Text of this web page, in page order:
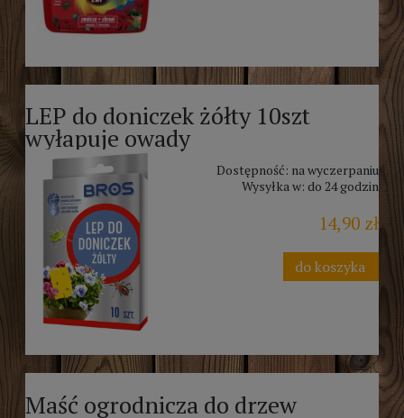
LEP do doniczek żółty 10szt
wyłapuje owady
Dostępność: na wyczerpaniu
Wysyłka w: do 24 godzin
14,90 zł
do koszyka
Maść ogrodnicza do drzew